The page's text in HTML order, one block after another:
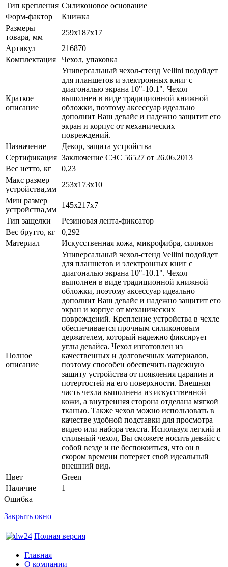
Тип крепления Силиконовое основание
Форм-фактор
Книжка
Размеры
товара, мм
259х187x17
Артикул
216870
Комплектация
Чехол, упаковка
Краткое
описание
Универсальный чехол-стенд Vellini подойдет
для планшетов и электронных книг с
диагональю экрана 10"-10.1". Чехол
выполнен в виде традиционной книжной
обложки, поэтому аксессуар идеально
дополнит Ваш девайс и надежно защитит его
экран и корпус от механических
повреждений.
Назначение
Декор, защита устройства
Сертификация Заключение СЭС 56527 от 26.06.2013
Вес нетто, кг
0,23
Макс размер
устройства,мм
253х173x10
Мин размер
устройства,мм
145x217x7
Тип защелки
Резиновая лента-фиксатор
Вес брутто, кг
0,292
Материал
Искусственная кожа, микрофибра, силикон
Полное
описание
Универсальный чехол-стенд Vellini подойдет
для планшетов и электронных книг с
диагональю экрана 10"-10.1". Чехол
выполнен в виде традиционной книжной
обложки, поэтому аксессуар идеально
дополнит Ваш девайс и надежно защитит его
экран и корпус от механических
повреждений. Крепление устройства в чехле
обеспечивается прочным силиконовым
держателем, который надежно фиксирует
углы девайса. Чехол изготовлен из
качественных и долговечных материалов,
поэтому способен обеспечить надежную
защиту устройства от появления царапин и
потертостей на его поверхности. Внешняя
часть чехла выполнена из искусственной
кожи, а внутренняя сторона отделана мягкой
тканью. Также чехол можно использовать в
качестве удобной подставки для просмотра
видео или набора текста. Используя легкий и
стильный чехол, Вы сможете носить девайс с
собой везде и не беспокоиться, что он в
скором времени потеряет свой идеальный
внешний вид.
Цвет
Green
Наличие
1
Ошибка
Закрыть окно
Полная версия
Главная
О компании